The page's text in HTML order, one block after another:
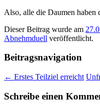
Also, alle die Daumen haben
Dieser Beitrag wurde am
Abnehmduell veröffentlicht.
Beitragsnavigation
← Erstes Teilziel erreicht
Schreibe einen